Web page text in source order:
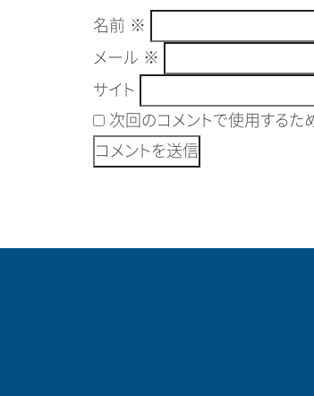
名前 ※
メール ※
サイト
次回のコメントで使用するた